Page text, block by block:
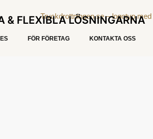
& FLEXIBLA LÖSNINGARNA
FÖR FÖRETAG KONTAKTA OSS